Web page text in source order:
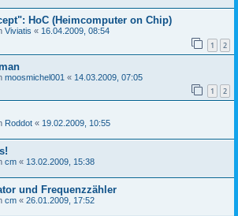
HoC (Heimcomputer on Chip)
Viviatis « 16.04.2009, 08:54
1 2
moosmichel001 « 14.03.2009, 07:05
1 2
Roddot « 19.02.2009, 10:55
cm « 13.02.2009, 15:38
und Frequenzzähler
cm « 26.01.2009, 17:52